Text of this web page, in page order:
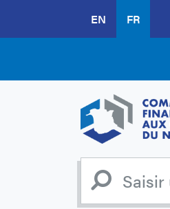
contenu
EN FR